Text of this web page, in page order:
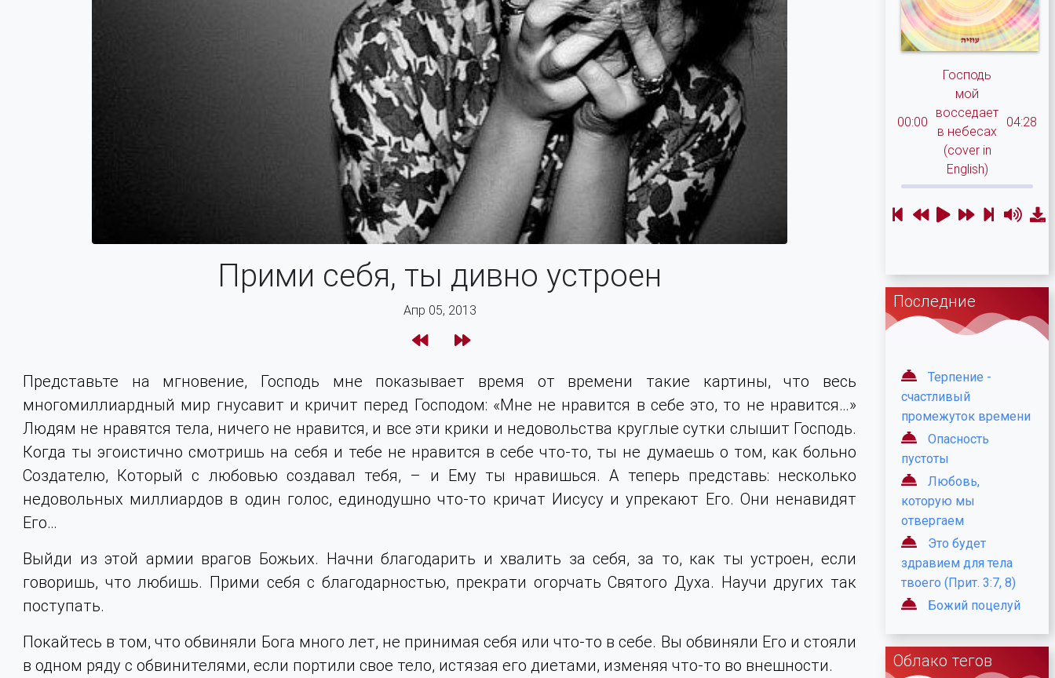
Прими себя, ты дивно устроен
Апр 05, 2013
Представьте на мгновение, Господь мне показывает время от времени такие картины, что весь
многомиллиардный мир гнусавит и кричит перед Господом: «Мне не нравится в себе это, то не нравится…»
Людям не нравятся тела, ничего не нравится, и все эти крики и недовольства круглые сутки слышит Господь.
Когда ты эгоистично смотришь на себя и тебе не нравится в себе что-то, ты не думаешь о том, как больно
Создателю, Который с любовью создавал тебя, – и Ему ты нравишься. А теперь представь: несколько
недовольных миллиардов в один голос, единодушно что-то кричат Иисусу и упрекают Его. Они ненавидят
Его…
Выйди из этой армии врагов Божьих. Начни благодарить и хвалить за себя, за то, как ты устроен, если
говоришь, что любишь. Прими себя с благодарностью, прекрати огорчать Святого Духа. Научи других так
поступать.
Покайтесь в том, что обвиняли Бога много лет, не принимая себя или что-то в себе. Вы обвиняли Его и стояли
в одном ряду с обвинителями, если портили свое тело, истязая его диетами, изменяя что-то во внешности.
00:00
Господь
мой
восседает
в небесах
(cover in
English)
04:28
Последние
Терпение -
счастливый
промежуток времени
Опасность
пустоты
Любовь,
которую мы
отвергаем
Это будет
здравием для тела
твоего (Прит. 3:7, 8)
Божий поцелуй
Облако тегов